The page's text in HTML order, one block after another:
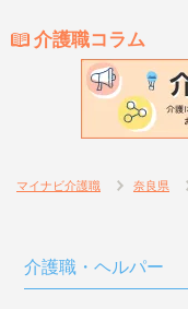
介護職コラム
マイナビ介護職 奈良県
介護職・ヘルパー